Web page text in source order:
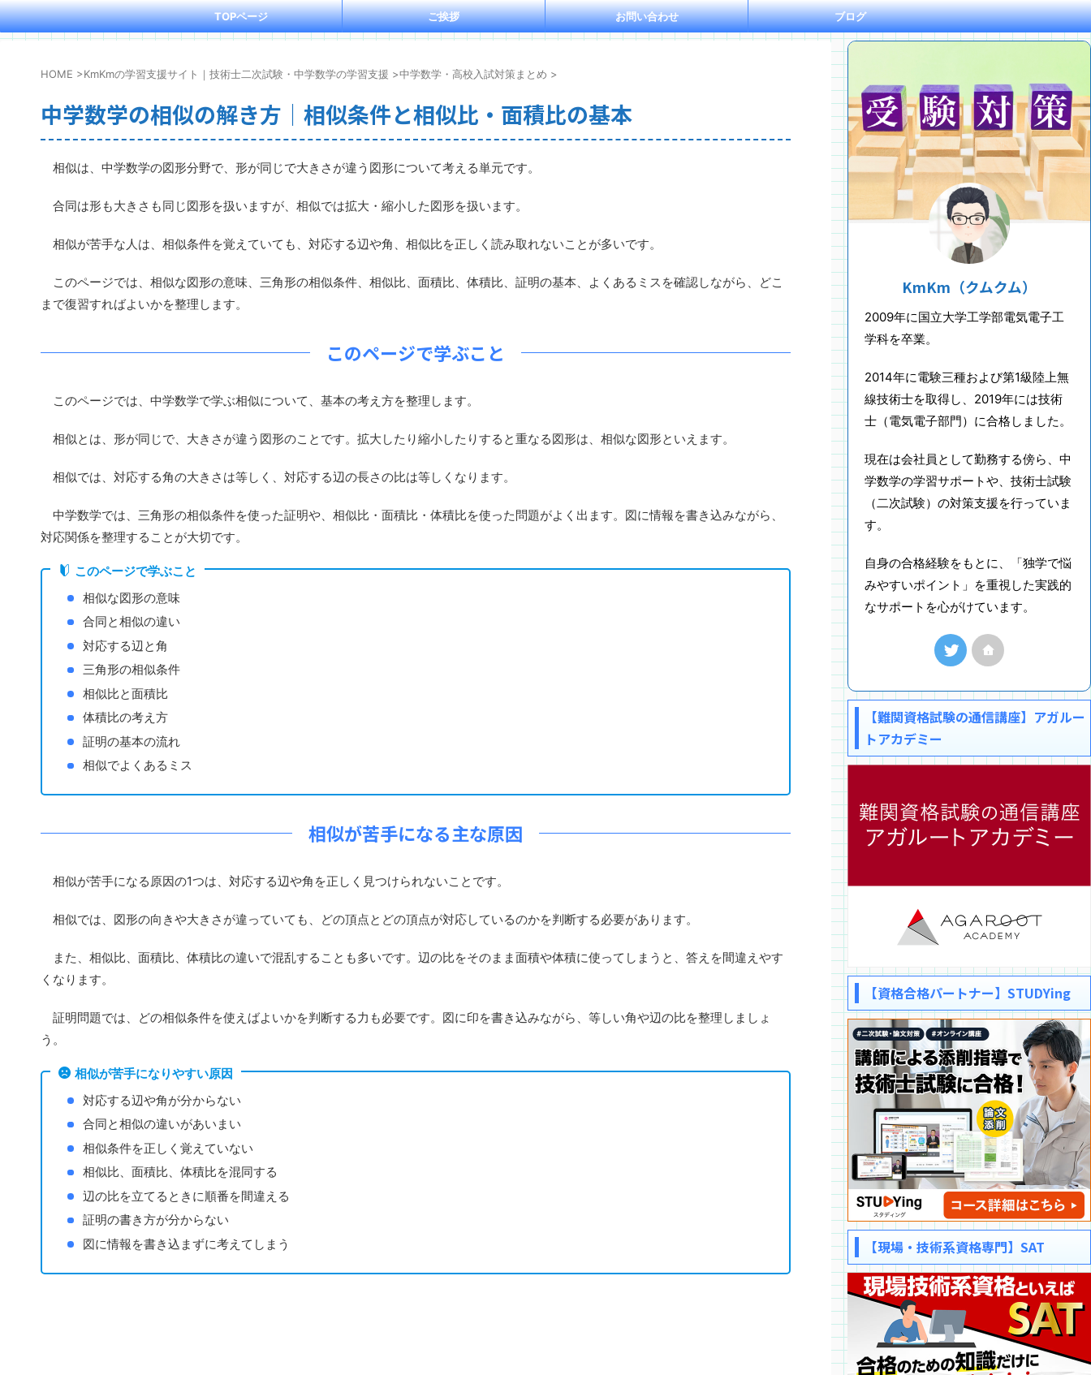
TOPページ ご挨拶 お問い合わせ ブログ
HOME >KmKmの学習支援サイト｜技術士二次試験・中学数学の学習支援 >中学数学・高校入試対策まとめ >
中学数学の相似の解き方｜相似条件と相似比・面積比の基本
相似は、中学数学の図形分野で、形が同じで大きさが違う図形について考える単元です。
合同は形も大きさも同じ図形を扱いますが、相似では拡大・縮小した図形を扱います。
相似が苦手な人は、相似条件を覚えていても、対応する辺や角、相似比を正しく読み取れないことが多いです。
このページでは、相似な図形の意味、三角形の相似条件、相似比、面積比、体積比、証明の基本、よくあるミスを確認しながら、どこ
まで復習すればよいかを整理します。
このページで学ぶこと
このページでは、中学数学で学ぶ相似について、基本の考え方を整理します。
相似とは、形が同じで、大きさが違う図形のことです。拡大したり縮小したりすると重なる図形は、相似な図形といえます。
相似では、対応する角の大きさは等しく、対応する辺の長さの比は等しくなります。
中学数学では、三角形の相似条件を使った証明や、相似比・面積比・体積比を使った問題がよく出ます。図に情報を書き込みながら、
対応関係を整理することが大切です。
このページで学ぶこと
相似な図形の意味
合同と相似の違い
対応する辺と角
三角形の相似条件
相似比と面積比
体積比の考え方
証明の基本の流れ
相似でよくあるミス
相似が苦手になる主な原因
相似が苦手になる原因の1つは、対応する辺や角を正しく見つけられないことです。
相似では、図形の向きや大きさが違っていても、どの頂点とどの頂点が対応しているのかを判断する必要があります。
また、相似比、面積比、体積比の違いで混乱することも多いです。辺の比をそのまま面積や体積に使ってしまうと、答えを間違えやす
くなります。
証明問題では、どの相似条件を使えばよいかを判断する力も必要です。図に印を書き込みながら、等しい角や辺の比を整理しましょ
う。
相似が苦手になりやすい原因
対応する辺や角が分からない
合同と相似の違いがあいまい
相似条件を正しく覚えていない
相似比、面積比、体積比を混同する
辺の比を立てるときに順番を間違える
証明の書き方が分からない
図に情報を書き込まずに考えてしまう
KmKm（クムクム）
2009年に国立大学工学部電気電子工
学科を卒業。
2014年に電験三種および第1級陸上無
線技術士を取得し、2019年には技術
士（電気電子部門）に合格しました。
現在は会社員として勤務する傍ら、中
学数学の学習サポートや、技術士試験
（二次試験）の対策支援を行っていま
す。
自身の合格経験をもとに、「独学で悩
みやすいポイント」を重視した実践的
なサポートを心がけています。
【難関資格試験の通信講座】アガルー
トアカデミー
【資格合格パートナー】STUDYing
【現場・技術系資格専門】SAT